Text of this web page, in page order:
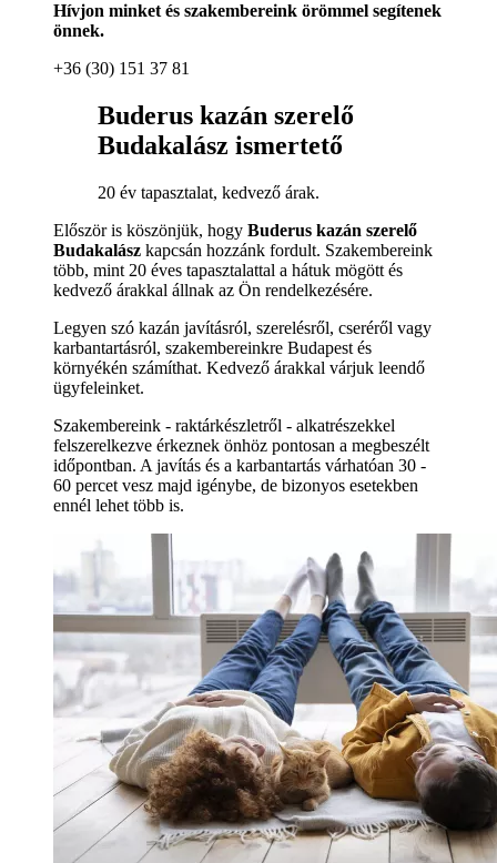
Hívjon minket és szakembereink örömmel segítenek
önnek.
+36 (30) 151 37 81
Buderus kazán szerelő
Budakalász ismertető
20 év tapasztalat, kedvező árak.
Először is köszönjük, hogy Buderus kazán szerelő
Budakalász kapcsán hozzánk fordult. Szakembereink
több, mint 20 éves tapasztalattal a hátuk mögött és
kedvező árakkal állnak az Ön rendelkezésére.
Legyen szó kazán javításról, szerelésről, cseréről vagy
karbantartásról, szakembereinkre Budapest és
környékén számíthat. Kedvező árakkal várjuk leendő
ügyfeleinket.
Szakembereink - raktárkészletről - alkatrészekkel
felszerelkezve érkeznek önhöz pontosan a megbeszélt
időpontban. A javítás és a karbantartás várhatóan 30 -
60 percet vesz majd igénybe, de bizonyos esetekben
ennél lehet több is.